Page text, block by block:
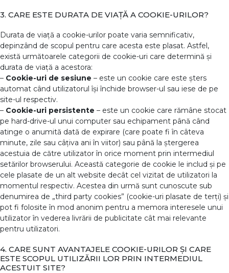
3. CARE ESTE DURATA DE VIAȚĂ A COOKIE-URILOR?
Durata de viață a cookie-urilor poate varia semnificativ,
depinzând de scopul pentru care acesta este plasat. Astfel,
există următoarele categorii de cookie-uri care determină și
durata de viață a acestora:
– Cookie-uri de sesiune – este un cookie care este șters
automat când utilizatorul își închide browser-ul sau iese de pe
site-ul respectiv.
– Cookie-uri persistente – este un cookie care rămâne stocat
pe hard-drive-ul unui computer sau echipament până când
atinge o anumită dată de expirare (care poate fi în câteva
minute, zile sau câțiva ani în viitor) sau până la ștergerea
acestuia de către utilizator în orice moment prin intermediul
setărilor browserului. Această categorie de cookie le includ și pe
cele plasate de un alt website decât cel vizitat de utilizatori la
momentul respectiv. Acestea din urmă sunt cunoscute sub
denumirea de „third party cookies” (cookie-uri plasate de terți) și
pot fi folosite în mod anonim pentru a memora interesele unui
utilizator în vederea livrării de publicitate cât mai relevante
pentru utilizatori.
4. CARE SUNT AVANTAJELE COOKIE-URILOR ȘI CARE
ESTE SCOPUL UTILIZĂRII LOR PRIN INTERMEDIUL
ACESTUIT SITE?